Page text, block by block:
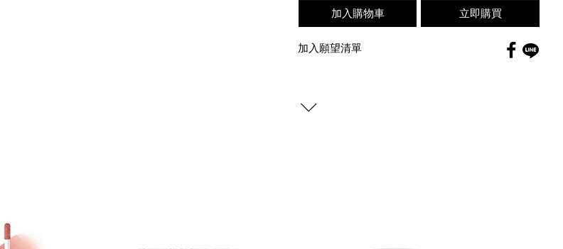
加入購物車 立即購買
加入願望清單